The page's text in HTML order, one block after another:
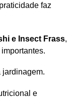
faz
e Insect Frass,
jardinagem.
e